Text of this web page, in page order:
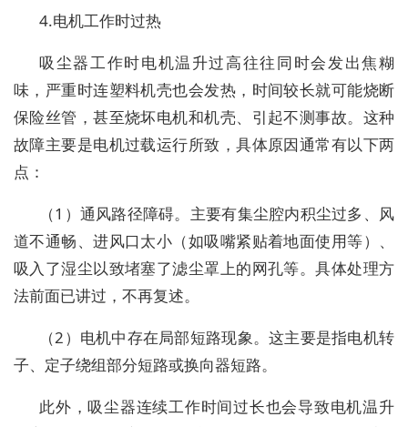
4.电机工作时过热
吸尘器工作时电机温升过高往往同时会发出焦糊
味，严重时连塑料机壳也会发热，时间较长就可能烧断
保险丝管，甚至烧坏电机和机壳、引起不测事故。这种
故障主要是电机过载运行所致，具体原因通常有以下两
点：
（1）通风路径障碍。主要有集尘腔内积尘过多、风
道不通畅、进风口太小（如吸嘴紧贴着地面使用等）、
吸入了湿尘以致堵塞了滤尘罩上的网孔等。具体处理方
法前面已讲过，不再复述。
（2）电机中存在局部短路现象。这主要是指电机转
子、定子绕组部分短路或换向器短路。
此外，吸尘器连续工作时间过长也会导致电机温升